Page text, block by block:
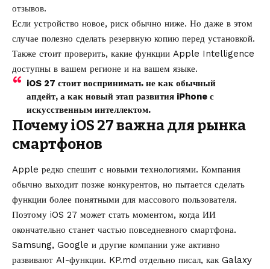
отзывов.
Если устройство новое, риск обычно ниже. Но даже в этом
случае полезно сделать резервную копию перед установкой.
Также стоит проверить, какие функции Apple Intelligence
доступны в вашем регионе и на вашем языке.
iOS 27 стоит воспринимать не как обычный
апдейт, а как новый этап развития iPhone с
искусственным интеллектом.
Почему iOS 27 важна для рынка
смартфонов
Apple редко спешит с новыми технологиями. Компания
обычно выходит позже конкурентов, но пытается сделать
функции более понятными для массового пользователя.
Поэтому iOS 27 может стать моментом, когда ИИ
окончательно станет частью повседневного смартфона.
Samsung, Google и другие компании уже активно
развивают AI-функции. KP.md отдельно писал, как Galaxy